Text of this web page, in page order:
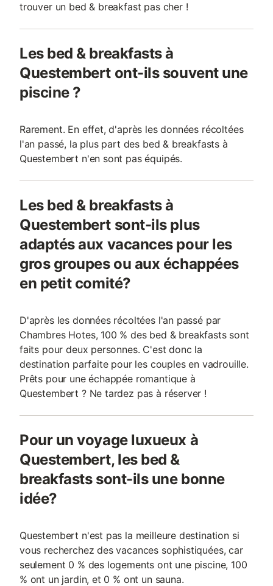
trouver un bed & breakfast pas cher !
Les bed & breakfasts à
Questembert ont-ils souvent une
piscine ?
Rarement. En effet, d'après les données récoltées
l'an passé, la plus part des bed & breakfasts à
Questembert n'en sont pas équipés.
Les bed & breakfasts à
Questembert sont-ils plus
adaptés aux vacances pour les
gros groupes ou aux échappées
en petit comité?
D'après les données récoltées l'an passé par
Chambres Hotes, 100 % des bed & breakfasts sont
faits pour deux personnes. C'est donc la
destination parfaite pour les couples en vadrouille.
Prêts pour une échappée romantique à
Questembert ? Ne tardez pas à réserver !
Pour un voyage luxueux à
Questembert, les bed &
breakfasts sont-ils une bonne
idée?
Questembert n'est pas la meilleure destination si
vous recherchez des vacances sophistiquées, car
seulement 0 % des logements ont une piscine, 100
% ont un jardin, et 0 % ont un sauna.